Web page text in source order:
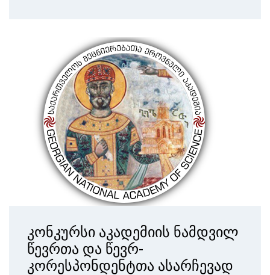
კონკურსი აკადემიის ნამდვილ
წევრთა და წევრ-
კორესპონდენტთა ასარჩევად